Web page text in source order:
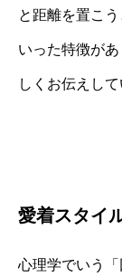
と距離を置こ
いった特徴が
しくお伝えして
愛着スタイ
心理学でいう